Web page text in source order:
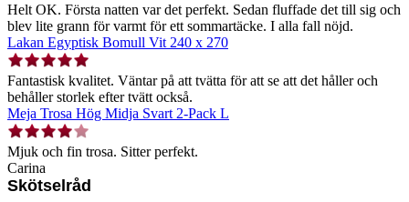
Helt OK. Första natten var det perfekt. Sedan fluffade det till sig och
blev lite grann för varmt för ett sommartäcke. I alla fall nöjd.
Lakan Egyptisk Bomull Vit 240 x 270
Fantastisk kvalitet. Väntar på att tvätta för att se att det håller och
behåller storlek efter tvätt också.
Meja Trosa Hög Midja Svart 2-Pack L
Mjuk och fin trosa. Sitter perfekt.
Carina
Skötselråd